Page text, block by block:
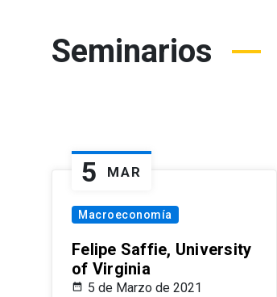
Seminarios
5 MAR
Macroeconomía
Felipe Saffie, University
of Virginia
5 de Marzo de 2021